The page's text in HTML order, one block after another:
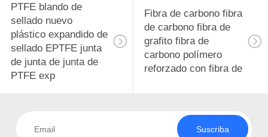
PTFE blando de
sellado nuevo
plástico expandido de
sellado EPTFE junta
de junta de junta de
PTFE exp
Fibra de carbono fibra
de carbono fibra de
grafito fibra de
carbono polímero
reforzado con fibra de
Suscriba